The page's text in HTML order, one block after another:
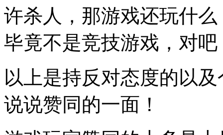
许杀人，那游戏还玩什
毕竟不是竞技游戏，对吧
以上是持反对态度的以
说说赞同的一面！